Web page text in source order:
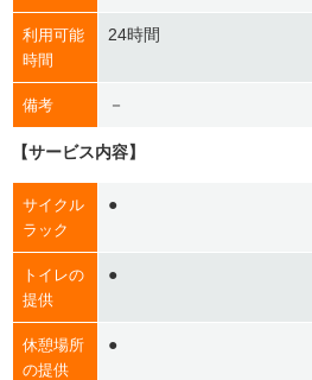
利用可能
時間
24時間
備考 －
【サービス内容】
サイクル
ラック
●
トイレの
提供
●
休憩場所
の提供
●